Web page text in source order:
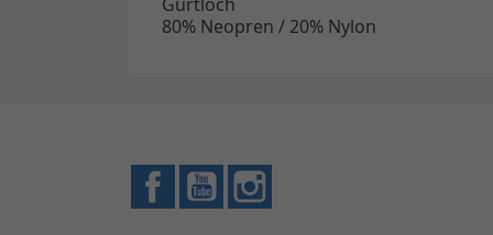
80% Neopren / 20% Nylon
FacebookYouTube